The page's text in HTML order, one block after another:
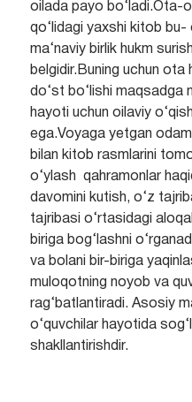
oilada payo bo‘ladi.Ota-
qo‘lidagi yaxshi kitob bu-
ma‘naviy birlik hukm
belgidir.Buning uchun ota
do‘st bo‘lishi maqsadga
hayoti uchun oilaviy
ega.Voyaga yetgan
bilan kitob rasmlarini
o‘ylash qahramonlar
davomini kutish, o‘z
tajribasi o‘rtasidagi
biriga bog‘lashni
va bolani bir-biriga
muloqotning noyob va
rag‘batlantiradi. Asosiy
o‘quvchilar hayotida
shakllantirishdir.